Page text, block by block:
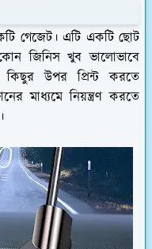
গেজেট। এটি একটি ছোট
জিনিস খুব ভালোভাবে
উপর প্রিন্ট করতে
মাধ্যমে নিয়ন্ত্রণ করতে